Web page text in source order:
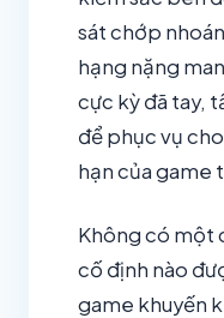
sát chớp
hạng nặng
cực kỳ đã tay,
để phục vụ
hạn của game
Không có một
cố định nào
game khuyến